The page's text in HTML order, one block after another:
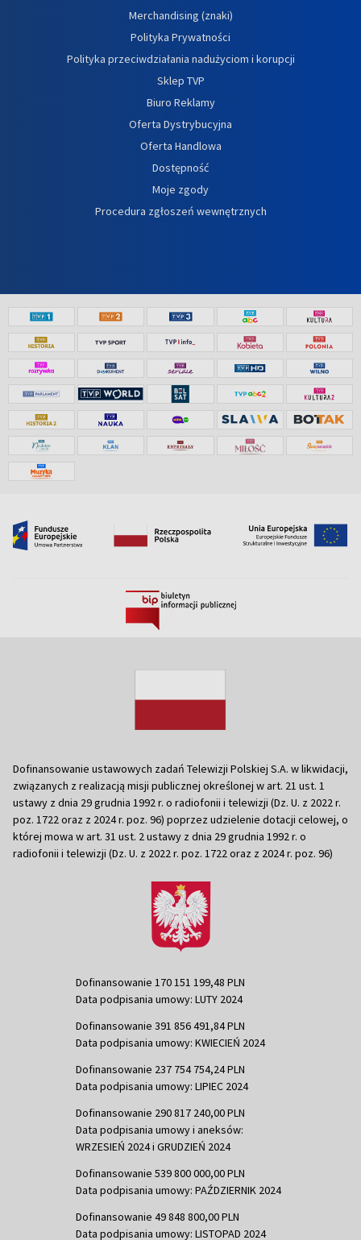
Merchandising (znaki)
Polityka Prywatności
Polityka przeciwdziałania nadużyciom i korupcji
Sklep TVP
Biuro Reklamy
Oferta Dystrybucyjna
Oferta Handlowa
Dostępność
Moje zgody
Procedura zgłoszeń wewnętrznych
Dofinansowanie ustawowych zadań Telewizji Polskiej S.A. w likwidacji,
związanych z realizacją misji publicznej określonej w art. 21 ust. 1
ustawy z dnia 29 grudnia 1992 r. o radiofonii i telewizji (Dz. U. z 2022 r.
poz. 1722 oraz z 2024 r. poz. 96) poprzez udzielenie dotacji celowej, o
której mowa w art. 31 ust. 2 ustawy z dnia 29 grudnia 1992 r. o
radiofonii i telewizji (Dz. U. z 2022 r. poz. 1722 oraz z 2024 r. poz. 96)
Dofinansowanie 170 151 199,48 PLN
Data podpisania umowy: LUTY 2024
Dofinansowanie 391 856 491,84 PLN
Data podpisania umowy: KWIECIEŃ 2024
Dofinansowanie 237 754 754,24 PLN
Data podpisania umowy: LIPIEC 2024
Dofinansowanie 290 817 240,00 PLN
Data podpisania umowy i aneksów:
WRZESIEŃ 2024 i GRUDZIEŃ 2024
Dofinansowanie 539 800 000,00 PLN
Data podpisania umowy: PAŹDZIERNIK 2024
Dofinansowanie 49 848 800,00 PLN
Data podpisania umowy: LISTOPAD 2024